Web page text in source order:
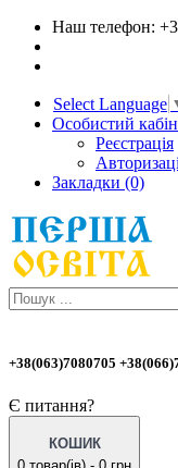
Наш телефон:
Select Language
Особистий
Реєстрація
Закладки (0)
+38(063)7080705
Є питання?
КОШИК